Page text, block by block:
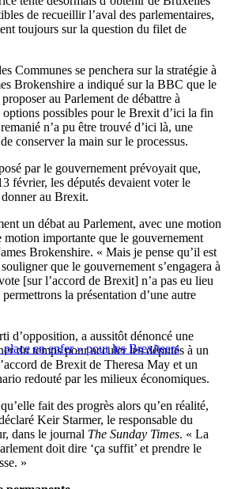
de recueillir l’aval des parlementaires,
toujours sur la question du filet de
Communes se penchera sur la stratégie à
Brokenshire a indiqué sur la BBC que le
au Parlement de débattre à
possibles pour le Brexit d’ici la fin
n’a pu être trouvé d’ici là, une
conserver la main sur le processus.
par le gouvernement prévoyait que,
février, les députés devaient voter le
au Brexit.
un débat au Parlement, avec une motion
motion importante que le gouvernement
Brokenshire. « Mais je pense qu’il est
que le gouvernement s’engagera à
[sur l’accord de Brexit] n’a pas eu lieu
la présentation d’une autre
en enfer » pour les Brexiteers
d’opposition, a aussitôt dénoncé une
du temps pour acculer les députés à un
de Brexit de Theresa May et un
redouté par les milieux économiques.
fait des progrès alors qu’en réalité,
Keir Starmer, le responsable du
dans le journal The Sunday Times. « La
doit dire ‘ça suffit’ et prendre le
»